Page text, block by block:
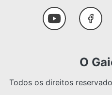
Youtube
O
Todos os direitos